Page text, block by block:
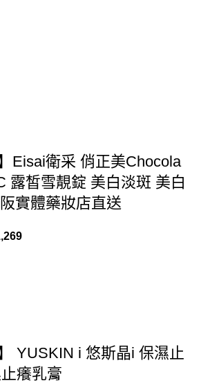
Eisai衛采 俏正美Chocola
露皙雪靚錠 美白淡斑 美白
實體藥妝店直送
YUSKIN i 悠斯晶i 保濕止
癢乳膏